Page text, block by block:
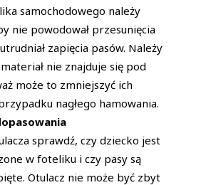
samochodowego należy
nie powodował przesunięcia
zapięcia pasów. Należy
nie znajduje się pod
może to zmniejszyć ich
nagłego hamowania.
sprawdź, czy dziecko jest
w foteliku i czy pasy są
Otulacz nie może być zbyt